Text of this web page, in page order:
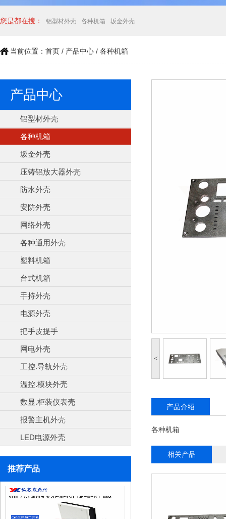
您是都在搜： 铝型材外壳 各种机箱 坂金外壳
当前位置： 首页 / 产品中心 / 各种机箱
产品中心
铝型材外壳
各种机箱
坂金外壳
压铸铝放大器外壳
防水外壳
安防外壳
网络外壳
各种通用外壳
塑料机箱
台式机箱
手持外壳
电源外壳
把手皮提手
网电外壳
工控.导轨外壳
温控.模块外壳
数显.柜装仪表壳
报警主机外壳
LED电源外壳
推荐产品
坂金外壳
<
产品介绍
各种机箱
相关产品